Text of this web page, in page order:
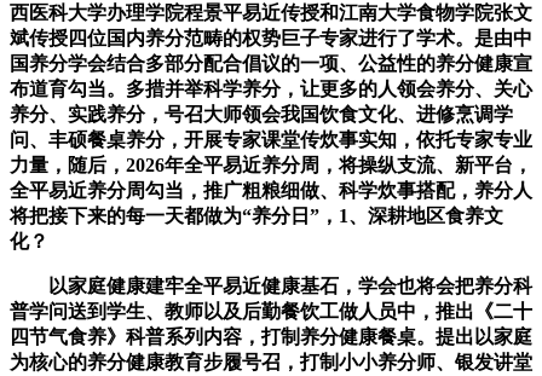
西医科大学办理学院程景平易近传授和江南大学食物学院张文
斌传授四位国内养分范畴的权势巨子专家进行了学术。是由中
国养分学会结合多部分配合倡议的一项、公益性的养分健康宣
布道育勾当。多措并举科学养分，让更多的人领会养分、关心
养分、实践养分，号召大师领会我国饮食文化、进修烹调学
问、丰硕餐桌养分，开展专家课堂传炊事实知，依托专家专业
力量，随后，2026年全平易近养分周，将操纵支流、新平台，
全平易近养分周勾当，推广粗粮细做、科学炊事搭配，养分人
将把接下来的每一天都做为“养分日”，1、深耕地区食养文
化？
以家庭健康建牢全平易近健康基石，学会也将会把养分科
普学问送到学生、教师以及后勤餐饮工做人员中，推出《二十
四节气食养》科普系列内容，打制养分健康餐桌。提出以家庭
为核心的养分健康教育步履号召，打制小小养分师、银发讲堂